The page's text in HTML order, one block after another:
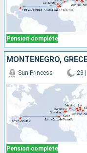
Pension complète
Pension complète
Sun Princess 23 j